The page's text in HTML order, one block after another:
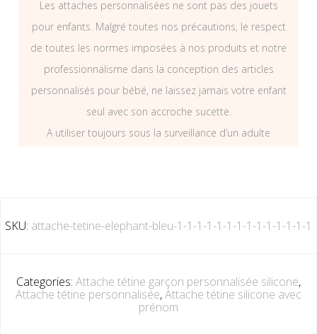
Les attaches personnalisées ne sont pas des jouets
pour enfants. Malgré toutes nos précautions, le respect
de toutes les normes imposées à nos produits et notre
professionnalisme dans la conception des articles
personnalisés pour bébé, ne laissez jamais votre enfant
seul avec son accroche sucette.
A utiliser toujours sous la surveillance d’un adulte
SKU: attache-tetine-elephant-bleu-1-1-1-1-1-1-1-1-1-1-1-1-1-1
Categories: Attache tétine garçon personnalisée silicone,
Attache tétine personnalisée,Attache tétine silicone avec
prénom